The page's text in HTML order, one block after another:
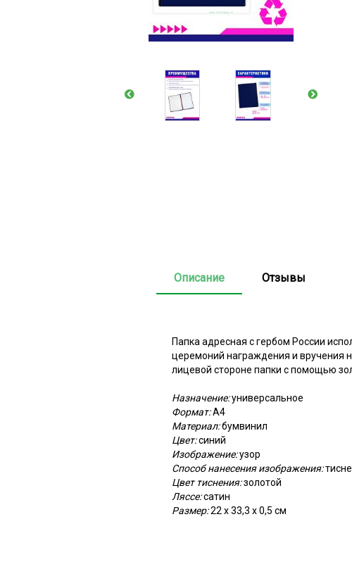
Описание Отзывы
Папка адресная с гербом России
церемоний награждения и вручения
лицевой стороне папки с помощью
Назначение:универсальное
Формат:А4
Материал:бумвинил
Цвет:синий
Изображение:узор
Способ нанесения изображения:
Цвет тиснения:золотой
Ляссе:сатин
Размер:22 х 33,3 х 0,5 см